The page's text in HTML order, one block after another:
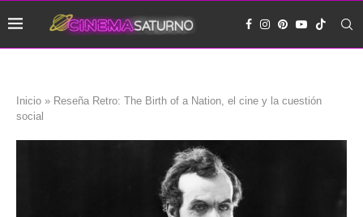
Inicio » Reseña Retro: The Birth of a Nation, el cine y la cuestión
social